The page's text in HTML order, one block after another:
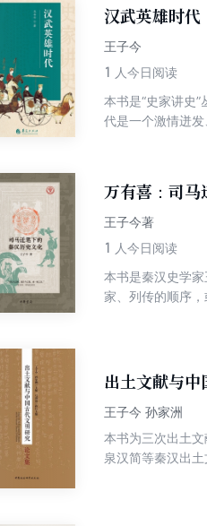
汉武英雄时代
王子今
1 人今日阅读
本书是“史家讲史
代是一个激情迸发
向我们展示了一
“栽培酷吏”呈现了
万有喜：司马
王子今著
1 人今日阅读
本书是秦汉史学
家、列传的顺序
出土文献与中
王子今 孙家洲
本书为三次出土
泉汉简等秦汉出